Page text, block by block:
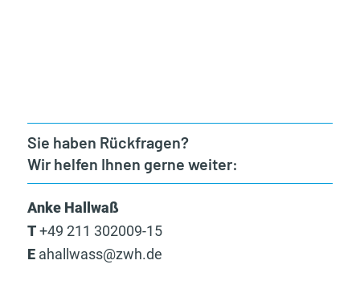
Sie haben Rückfragen?
Wir helfen Ihnen gerne weiter:
Anke Hallwaß
T +49 211 302009-15
E ahallwass@zwh.de